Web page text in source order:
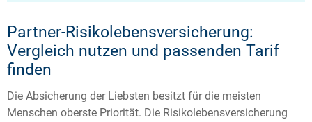
Partner-Risikolebensversicherung:
Vergleich nutzen und passenden Tarif
finden
Die Absicherung der Liebsten besitzt für die meisten
Menschen oberste Priorität. Die Risikolebensversicherung